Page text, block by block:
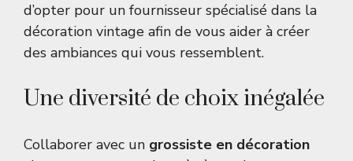
d’opter pour un fournisseur spécialisé dans la
décoration vintage afin de vous aider à créer
des ambiances qui vous ressemblent.
Une diversité de choix inégalée
Collaborer avec un grossiste en décoration